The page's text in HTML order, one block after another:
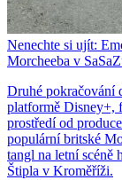
Nenechte si ujít:
Morcheeba v
Druhé pokračování
platformě Disney+,
prostředí od
populární britské
tangl na letní scéně
Štipla v Kroměříži.